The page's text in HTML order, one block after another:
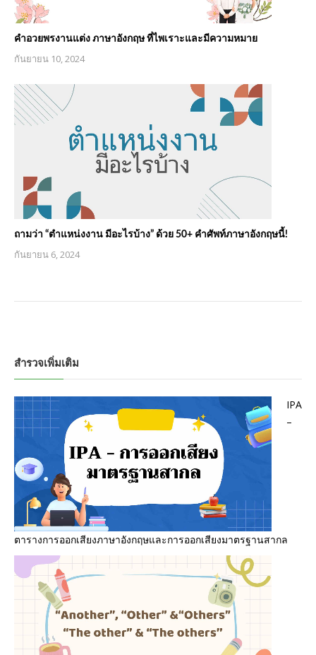
คำอวยพรงานแต่ง ภาษาอังกฤษ ที่ไพเราะและมีความหมาย
กันยายน 10, 2024
ถามว่า “ตําแหน่งงาน มีอะไรบ้าง” ด้วย 50+ คำศัพท์ภาษาอังกฤษนี้!
กันยายน 6, 2024
สำรวจเพิ่มเติม
IPA
–
ตารางการออกเสียงภาษาอังกฤษและการออกเสียงมาตรฐานสากล